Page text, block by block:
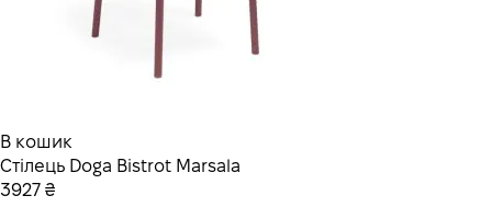
В кошик
Стілець Doga Bistrot Marsala
3927 ₴